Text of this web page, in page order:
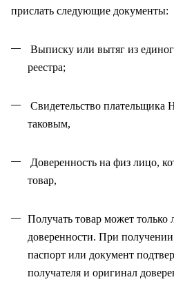
прислать следующие документы:
Выписку или вытяг из
реестра;
Свидетельство плательщика
таковым,
Доверенность на физ лицо,
товар,
Получать товар может только
доверенности. При
паспорт или документ
получателя и оригинал